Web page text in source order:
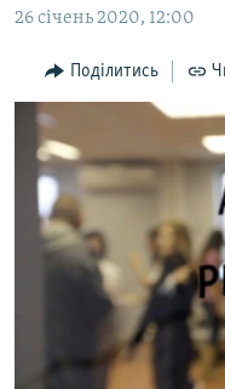
Перейти
пошуку
ПОГЛЯД
ІНТЕРВ'Ю
ВСЕ ЗА ДЕНЬ
СПЕЦПРОЕКТИ
ДЕПОРТАЦІЯ
ВІДЕОУРОКИ «ELIFBE»
СВІДЧЕННЯ ОКУПАЦІЇ
УКРАЇНСЬКА ПРОБЛЕМА
ІНФОГРАФІКА
ЯК ОБІЙТИ
Русский
Qırımtatar
ДОЛУЧАЙСЯ!
26 січень 2020, 12:00
Поділитись